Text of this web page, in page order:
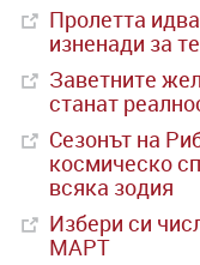
Пролетта
изненади за
Заветните
станат
Сезонът на
космическо
всяка зодия
Избери си
МАРТ